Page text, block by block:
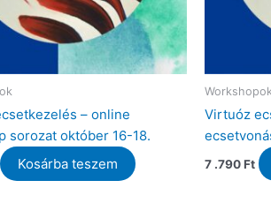
– online
sorozat október 16-18.
Kosárba teszem
Workshopok
Virtuóz
7 .790Ft